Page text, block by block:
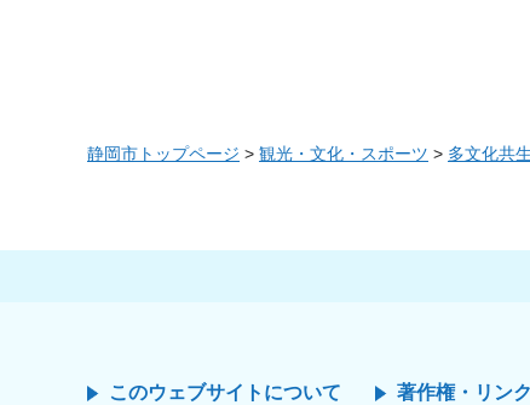
静岡市トップページ > 観光・文化・スポーツ > 多文化共
このウェブサイトについて 著作権・リンク